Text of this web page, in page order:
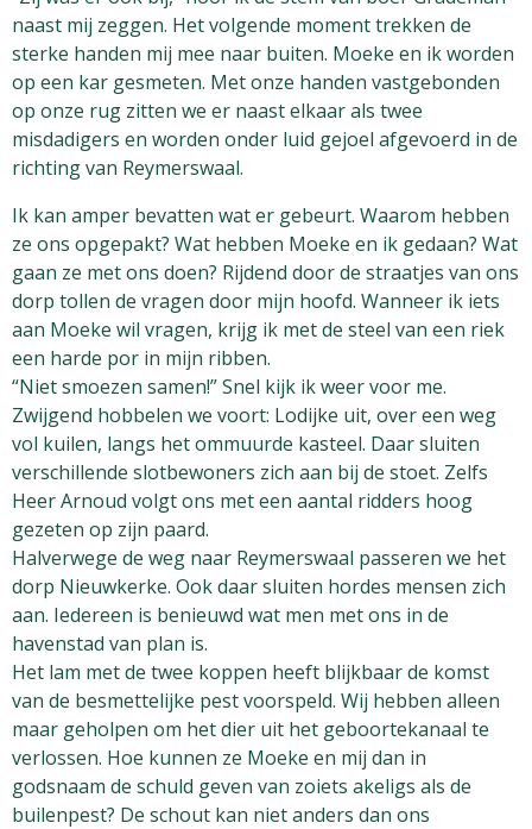
naast mij zeggen. Het volgende moment trekken de
sterke handen mij mee naar buiten. Moeke en ik worden
op een kar gesmeten. Met onze handen vastgebonden
op onze rug zitten we er naast elkaar als twee
misdadigers en worden onder luid gejoel afgevoerd in de
richting van Reymerswaal.
Ik kan amper bevatten wat er gebeurt. Waarom hebben
ze ons opgepakt? Wat hebben Moeke en ik gedaan? Wat
gaan ze met ons doen? Rijdend door de straatjes van ons
dorp tollen de vragen door mijn hoofd. Wanneer ik iets
aan Moeke wil vragen, krijg ik met de steel van een riek
een harde por in mijn ribben.
“Niet smoezen samen!” Snel kijk ik weer voor me.
Zwijgend hobbelen we voort: Lodijke uit, over een weg
vol kuilen, langs het ommuurde kasteel. Daar sluiten
verschillende slotbewoners zich aan bij de stoet. Zelfs
Heer Arnoud volgt ons met een aantal ridders hoog
gezeten op zijn paard.
Halverwege de weg naar Reymerswaal passeren we het
dorp Nieuwkerke. Ook daar sluiten hordes mensen zich
aan. Iedereen is benieuwd wat men met ons in de
havenstad van plan is.
Het lam met de twee koppen heeft blijkbaar de komst
van de besmettelijke pest voorspeld. Wij hebben alleen
maar geholpen om het dier uit het geboortekanaal te
verlossen. Hoe kunnen ze Moeke en mij dan in
godsnaam de schuld geven van zoiets akeligs als de
builenpest? De schout kan niet anders dan ons